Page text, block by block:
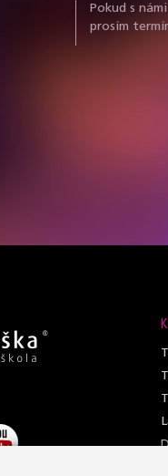
Pokud s
prosím